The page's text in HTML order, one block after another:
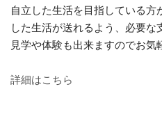
自立した生活を目指している
した生活が送れるよう、必要な
見学や体験も出来ますのでお気
詳細はこちら